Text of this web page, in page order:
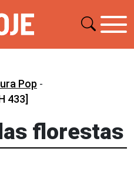
Pop -
433]
florestas